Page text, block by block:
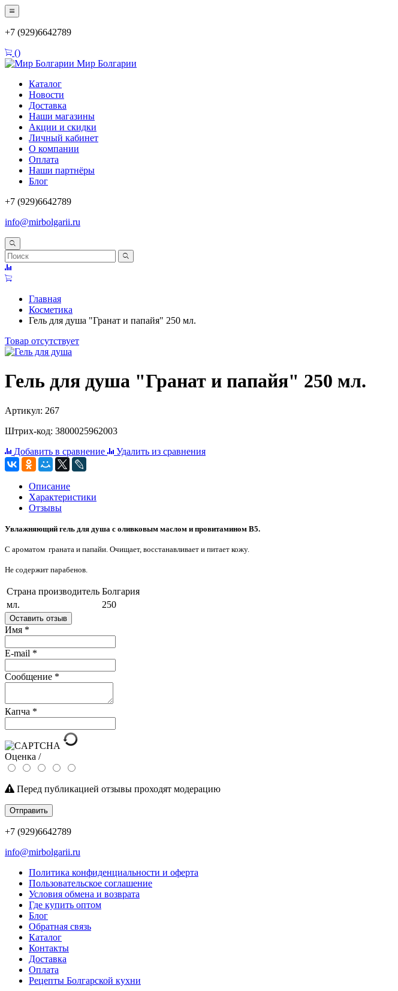
+7 (929)6642789
()
Мир Болгарии
Каталог
Новости
Доставка
Наши магазины
Акции и скидки
Личный кабинет
О компании
Оплата
Наши партнёры
Блог
+7 (929)6642789
info@mirbolgarii.ru
Главная
Косметика
Гель для душа "Гранат и папайя" 250 мл.
Товар отсутствует
Гель для душа "Гранат и папайя" 250 мл.
Артикул: 267
Штрих-код: 3800025962003
Добавить в сравнение
Удалить из сравнения
Описание
Характеристики
Отзывы
Увлажняющий гель для душа с оливковым маслом и провитамином В5.
С ароматом граната и папайи. Очищает, восстанавливает и питает кожу.
Не содержит парабенов.
Страна производитель Болгария
мл.
250
Оставить отзыв
Имя *
E-mail *
Сообщение *
Капча *
Оценка /
Перед публикацией отзывы проходят модерацию
Отправить
+7 (929)6642789
info@mirbolgarii.ru
Политика конфиденциальности и оферта
Пользовательское соглашение
Условия обмена и возврата
Где купить оптом
Блог
Обратная связь
Каталог
Контакты
Доставка
Оплата
Рецепты Болгарской кухни